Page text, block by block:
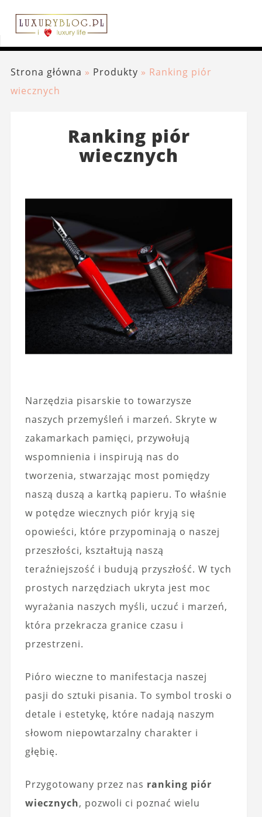
Strona główna » Produkty » Ranking piór
wiecznych
Ranking piór
wiecznych
Narzędzia pisarskie to towarzysze
naszych przemyśleń i marzeń. Skryte w
zakamarkach pamięci, przywołują
wspomnienia i inspirują nas do
tworzenia, stwarzając most pomiędzy
naszą duszą a kartką papieru. To właśnie
w potędze wiecznych piór kryją się
opowieści, które przypominają o naszej
przeszłości, kształtują naszą
teraźniejszość i budują przyszłość. W tych
prostych narzędziach ukryta jest moc
wyrażania naszych myśli, uczuć i marzeń,
która przekracza granice czasu i
przestrzeni.
Pióro wieczne to manifestacja naszej
pasji do sztuki pisania. To symbol troski o
detale i estetykę, które nadają naszym
słowom niepowtarzalny charakter i
głębię.
Przygotowany przez nas ranking piór
wiecznych, pozwoli ci poznać wielu